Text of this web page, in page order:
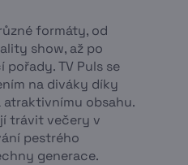
formáty, od
show, až po
TV Puls se
na diváky díky
obsahu.
trávit večery v
pestrého
generace.